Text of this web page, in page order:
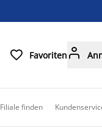
 Favoriten 
Filiale finden